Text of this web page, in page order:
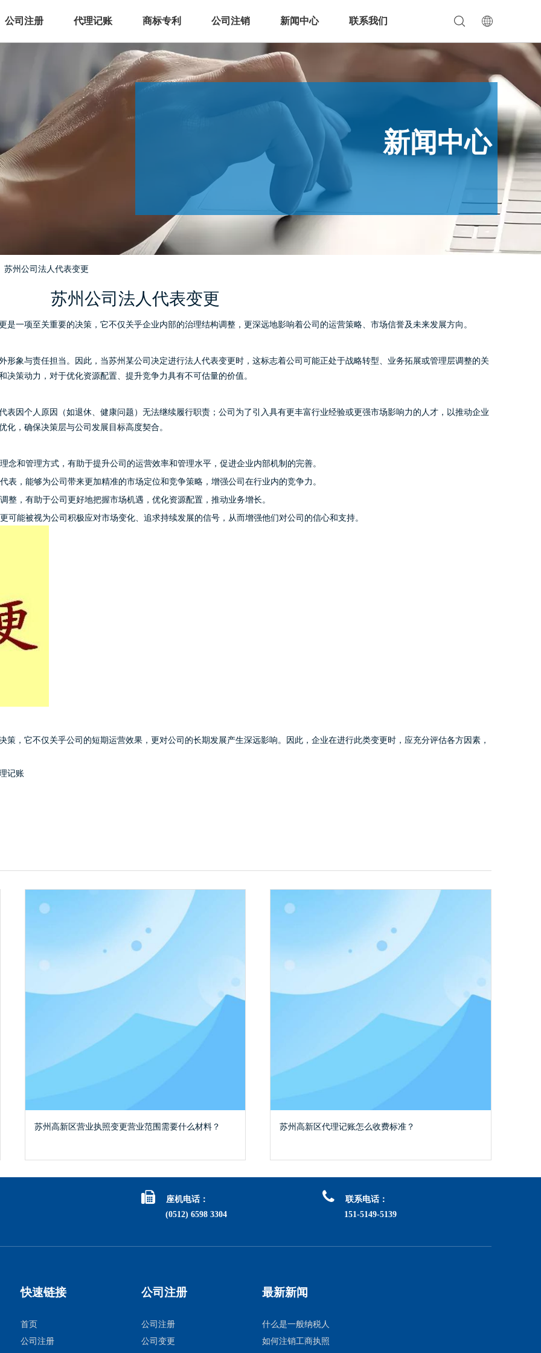
公司注册 代理记账 商标专利 公司注销 新闻中心 联系我们
新闻中心
苏州公司法人代表变更
苏州公司法人代表变更
一项至关重要的决策，它不仅关乎企业内部的治理结构调整，更深远地影响着公司的运营策略、市场信誉及未来发展方向。
形象与责任担当。因此，当苏州某公司决定进行法人代表变更时，这标志着公司可能正处于战略转型、业务拓展或管理层调整的关
策动力，对于优化资源配置、提升竞争力具有不可估量的价值。
表因个人原因（如退休、健康问题）无法继续履行职责；公司为了引入具有更丰富行业经验或更强市场影响力的人才，以推动企业
，确保决策层与公司发展目标高度契合。
念和管理方式，有助于提升公司的运营效率和管理水平，促进企业内部机制的完善。
表，能够为公司带来更加精准的市场定位和竞争策略，增强公司在行业内的竞争力。
，有助于公司更好地把握市场机遇，优化资源配置，推动业务增长。
可能被视为公司积极应对市场变化、追求持续发展的信号，从而增强他们对公司的信心和支持。
，它不仅关乎公司的短期运营效果，更对公司的长期发展产生深远影响。因此，企业在进行此类变更时，应充分评估各方因素，
记账
苏州高新区营业执照变更营业范围需要什么材料？ 苏州高新区代理记账怎么收费标准？

座机电话：
(0512) 6598 3304

联系电话：
151-5149-5139
快速链接
首页
公司注册
公司注册
公司注册
公司变更
最新新闻
什么是一般纳税人
如何注销工商执照